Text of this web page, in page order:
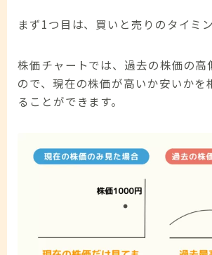
まず1つ目は、買いと売りのタイミン
株価チャートでは、過去の株価の高
ので、現在の株価が高いか安いかを
ることができます。